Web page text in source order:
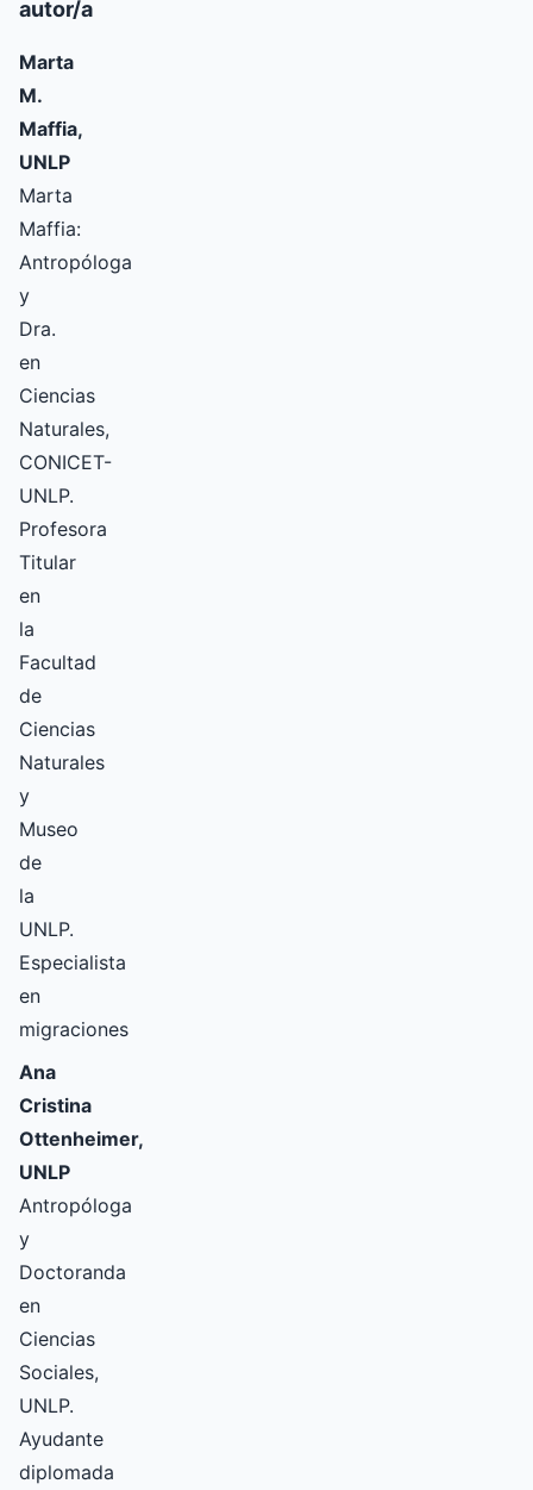
autor/a
Marta
M.
Maffia,
UNLP
Marta
Maffia:
Antropóloga
y
Dra.
en
Ciencias
Naturales,
CONICET-
UNLP.
Profesora
Titular
en
la
Facultad
de
Ciencias
Naturales
y
Museo
de
la
UNLP.
Especialista
en
migraciones
Ana
Cristina
Ottenheimer,
UNLP
Antropóloga
y
Doctoranda
en
Ciencias
Sociales,
UNLP.
Ayudante
diplomada